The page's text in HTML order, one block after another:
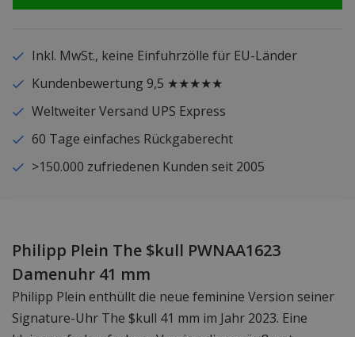
Inkl. MwSt., keine Einfuhrzölle für EU-Länder
Kundenbewertung 9,5 ★★★★★
Weltweiter Versand UPS Express
60 Tage einfaches Rückgaberecht
>150.000 zufriedenen Kunden seit 2005
Philipp Plein The $kull PWNAA1623
Damenuhr 41 mm
Philipp Plein enthüllt die neue feminine Version seiner
Signature-Uhr The $kull 41 mm im Jahr 2023. Eine